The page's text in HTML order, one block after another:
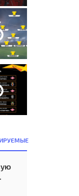
Timi&#351;oara
F.C. Lokomotive..